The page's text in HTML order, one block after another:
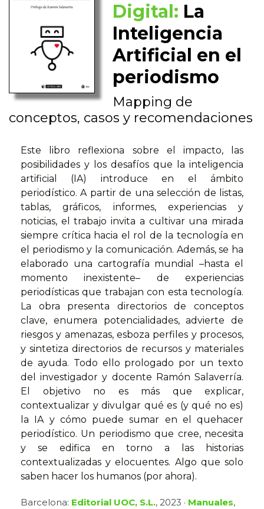
Digital: La
Inteligencia
Artificial en el
periodismo
Mapping de
conceptos, casos y recomendaciones
Este libro reflexiona sobre el impacto, las
posibilidades y los desafíos que la inteligencia
artificial (IA) introduce en el ámbito
periodístico. A partir de una selección de listas,
tablas, gráficos, informes, experiencias y
noticias, el trabajo invita a cultivar una mirada
siempre crítica hacia el rol de la tecnología en
el periodismo y la comunicación. Además, se ha
elaborado una cartografía mundial –hasta el
momento inexistente– de experiencias
periodísticas que trabajan con esta tecnología.
La obra presenta directorios de conceptos
clave, enumera potencialidades, advierte de
riesgos y amenazas, esboza perfiles y procesos,
y sintetiza directorios de recursos y materiales
de ayuda. Todo ello prologado por un texto
del investigador y docente Ramón Salaverría.
El objetivo no es más que explicar,
contextualizar y divulgar qué es (y qué no es)
la IA y cómo puede sumar en el quehacer
periodístico. Un periodismo que cree, necesita
y se edifica en torno a las historias
contextualizadas y elocuentes. Algo que solo
saben hacer los humanos (por ahora).
Barcelona: Editorial UOC, S.L., 2023 · Manuales,